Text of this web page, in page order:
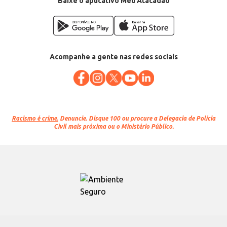
Acompanhe a gente nas redes sociais
Racismo é crime. Denuncie. Disque 100 ou procure a Delegacia de Polícia
Civil mais próxima ou o Ministério Público.